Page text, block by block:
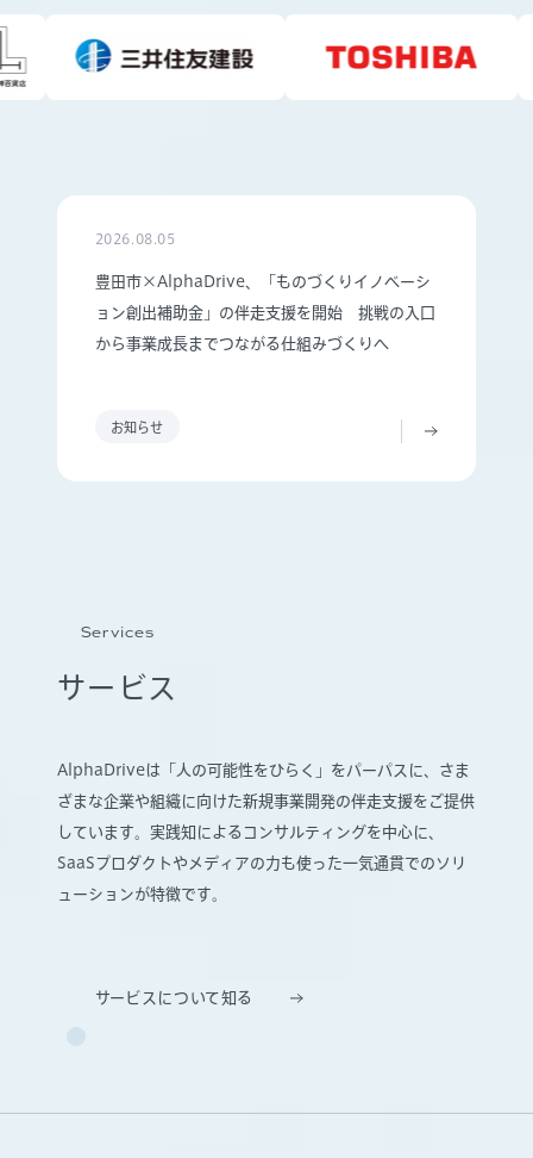
2026.08.05
お知らせ
豊田市×AlphaDrive、「ものづくりイノベーシ
ョン創出補助金」の伴走支援を開始 挑戦の入口
から事業成長までつながる仕組みづくりへ
Services
サービス
AlphaDriveは「人の可能性をひらく」をパーパスに、さま
ざまな企業や組織に向けた新規事業開発の伴走支援をご提供
しています。実践知によるコンサルティングを中心に、
SaaSプロダクトやメディアの力も使った一気通貫でのソリ
ューションが特徴です。
サービスについて知る